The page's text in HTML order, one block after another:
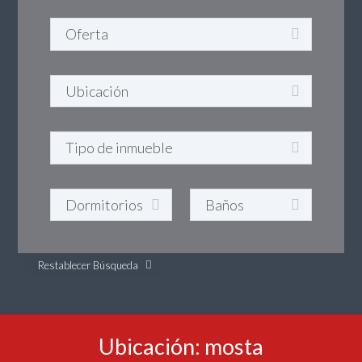
Restablecer Búsqueda
Ubicación: mosta